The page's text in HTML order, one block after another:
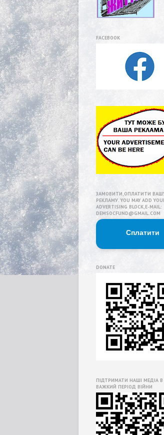
FACEBOOK
ЗАМОВИТИ,ОПЛАТИТИ
РЕКЛАМУ. YOU MAY ADD
ADVERTISING BLOCK,E-MAIL:
DEMSOCFUND@GMAIL.COM
Сплатити
DONATE
ПІДТРИМАТИ НАШІ МЕДІА В
ВАЖКИЙ ПЕРІОД ВІЙНИ